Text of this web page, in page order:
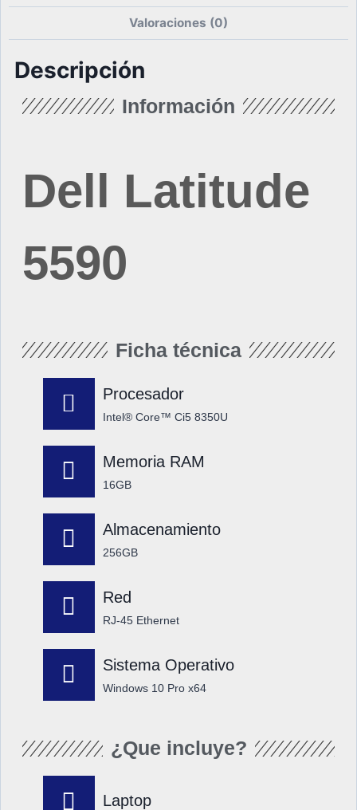
Valoraciones (0)
Descripción
Información
Dell Latitude
5590
Ficha técnica
Procesador
Intel® Core™ Ci5 8350U
Memoria RAM
16GB
Almacenamiento
256GB
Red
RJ-45 Ethernet
Sistema Operativo
Windows 10 Pro x64
¿Que incluye?
Laptop